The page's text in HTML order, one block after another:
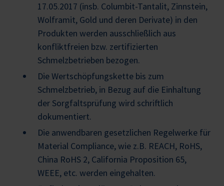
17.05.2017 (insb. Columbit-Tantalit, Zinnstein,
Wolframit, Gold und deren Derivate) in den
Produkten werden ausschließlich aus
konfliktfreien bzw. zertifizierten
Schmelzbetrieben bezogen.
Die Wertschöpfungskette bis zum
Schmelzbetrieb, in Bezug auf die Einhaltung
der Sorgfaltsprüfung wird schriftlich
dokumentiert.
Die anwendbaren gesetzlichen Regelwerke für
Material Compliance, wie z.B. REACH, RoHS,
China RoHS 2, California Proposition 65,
WEEE, etc. werden eingehalten.